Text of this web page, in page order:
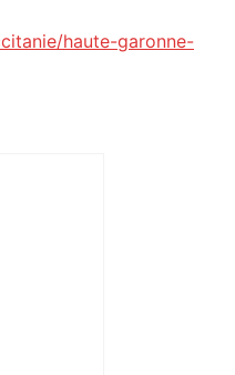
haute-garonne-